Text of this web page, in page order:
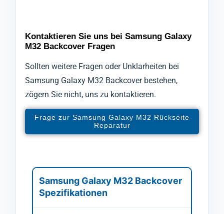
Kontaktieren Sie uns bei Samsung Galaxy
M32 Backcover Fragen
Sollten weitere Fragen oder Unklarheiten bei
Samsung Galaxy M32 Backcover bestehen,
zögern Sie nicht, uns zu kontaktieren.
Frage zur Samsung Galaxy M32 Rückseite
Reparatur
Samsung Galaxy M32 Backcover
Spezifikationen